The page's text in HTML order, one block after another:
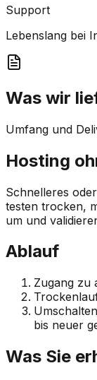
Support
Lebenslang bei
Was wir
Umfang und
Hosting
Schnelleres
testen trocken,
um und
Ablauf
Zugang zu
bis neuer
Was Sie